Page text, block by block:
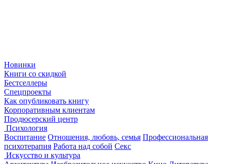
Новинки
Книги со скидкой
Бестселлеры
Спецпроекты
Как опубликовать книгу
Корпоративным клиентам
Продюсерский центр
Психология
Воспитание Отношения, любовь, семья Профессиональная
психотерапия Работа над собой Секс
Искусство и культура